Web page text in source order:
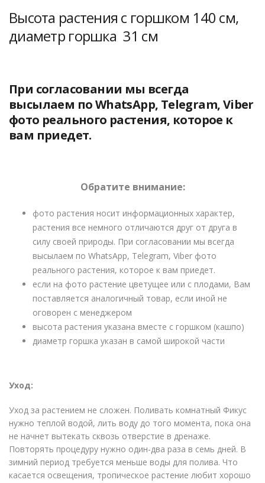
Высота растения с горшком 140 см,
диаметр горшка 31 см
При согласовании мы всегда
высылаем по WhatsApp, Telegram, Viber
фото реального растения, которое к
вам приедет.
Обратите внимание:
фото растения носит информационных характер,
растения все немного отличаются друг от друга в
силу своей природы. При согласовании мы всегда
высылаем по WhatsApp, Telegram, Viber фото
реального растения, которое к вам приедет.
если на фото растение цветущее или с плодами, Вам
поставляется аналогичный товар, если иной не
оговорен с менеджером
высота растения указана вместе с горшком (кашпо)
диаметр горшка указан в самой широкой части
Уход:
Уход за растением не сложен. Поливать комнатный Фикус
нужно теплой водой, лить воду до того момента, пока она
не начнет вытекать сквозь отверстие в дренаже.
Повторять процедуру нужно один-два раза в семь дней. В
зимний период требуется меньше воды для полива. Что
касается освещения, тропическое растение любит хорошо